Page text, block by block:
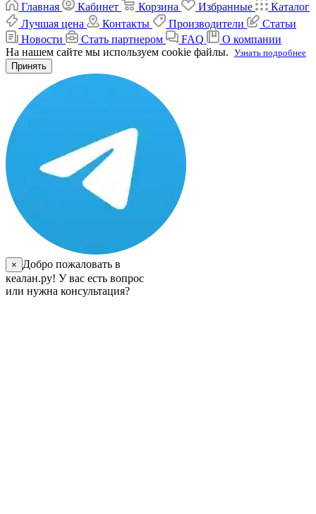
Главная
Кабинет Корзина Избранные
Каталог
Лучшая цена
Контакты Производители
Статьи
Новости
Стать партнером FAQ
О компании
На нашем сайте мы используем cookie файлы. Узнать подробнее
Принять
×
Добро пожаловать в
кеалан.ру! У вас есть вопрос
или нужна консультация?